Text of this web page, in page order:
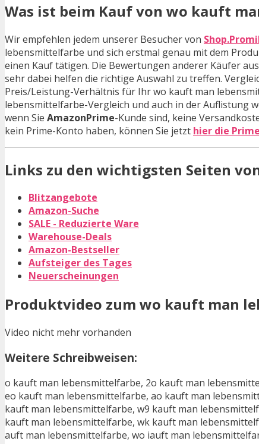
Was ist beim Kauf von wo kauft
Wir empfehlen jedem unserer Besucher von
lebensmittelfarbe und sich erstmal genau mit dem
einen Kauf tätigen. Die Bewertungen anderer Käufer
sehr dabei helfen die richtige Auswahl zu treffen.
Preis/Leistung-Verhältnis für Ihr wo kauft man
lebensmittelfarbe-Vergleich und auch in der Auflistung
wenn Sie AmazonPrime-Kunde sind, keine
kein Prime-Konto haben, können Sie jetzt hier die
Links zu den wichtigsten Seiten
Blitzangebote
Amazon-Suche
SALE - Reduzierte Ware
Warehouse-Deals
Amazon-Bestseller
Aufsteiger des Tages
Neuerscheinungen
Produktvideo zum wo kauft man
Video nicht mehr vorhanden
Weitere Schreibweisen:
o kauft man lebensmittelfarbe, 2o kauft man
eo kauft man lebensmittelfarbe, ao kauft man
kauft man lebensmittelfarbe, w9 kauft man
kauft man lebensmittelfarbe, wk kauft man
auft man lebensmittelfarbe, wo iauft man